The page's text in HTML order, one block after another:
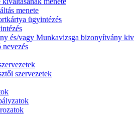
menete
ügyintézés
és/vagy Munkavizsga bizonyítvány
szervezetek